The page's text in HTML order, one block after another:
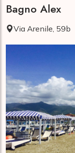
Bagno Alex
Via Arenile, 59b